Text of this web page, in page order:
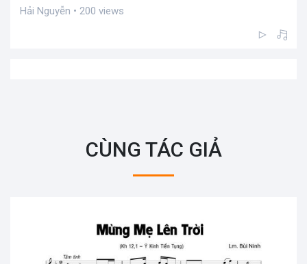
Hải Nguyễn • 200 views
CÙNG TÁC GIẢ